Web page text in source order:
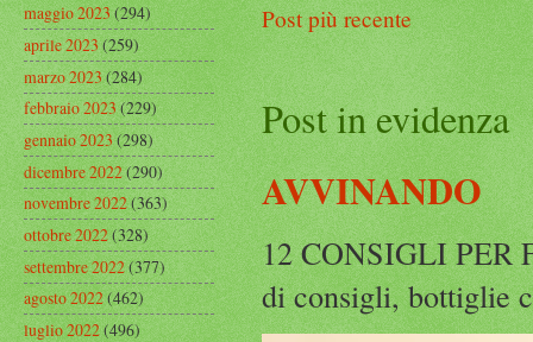
Post più recente
Post in evidenza
AVVINANDO
12 CONSIGLI PER
di consigli, bottiglie
maggio 2023(294)
aprile 2023(259)
marzo 2023(284)
febbraio 2023(229)
gennaio 2023(298)
dicembre 2022(290)
novembre 2022(363)
ottobre 2022(328)
settembre 2022(377)
agosto 2022(462)
luglio 2022(496)